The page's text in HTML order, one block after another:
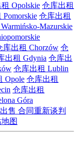
Opolskie 仓库出租
仓库出租
Mazurskie
库出租 Chorzów 仓
出租 Gdynia 仓库出
仓库出租 Lublin
Opole 仓库出租
仓库出租
Góra
售 合同重新谈判
图